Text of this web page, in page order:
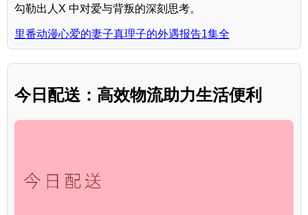
勾勒出人X 中对爱与背叛的深刻思考。
里番动漫心爱的妻子真理子的外遇报告1集全
今日配送：高效物流助力生活便利